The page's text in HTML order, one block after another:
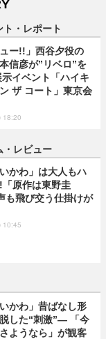
ト・レポート
ュー!!」西谷夕役の
信彦が”リベロ”を
イベント「ハイキ
ザ コート」東京会
18:20
・レビュー
かわ」は大人もハ
「原作は東野圭
も飛び交う仕掛けが
10:45
いかわ」昔ばなし形
した“刺激”― 「今
ようなら」が観客